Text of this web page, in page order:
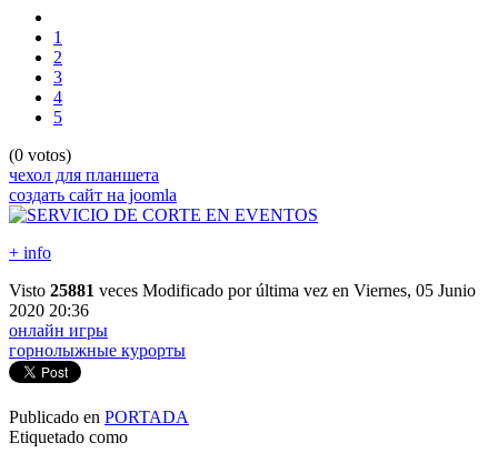
1
2
3
4
5
(0 votos)
чехол для планшета
создать сайт на joomla
+ info
Visto 25881 veces Modificado por última vez en Viernes, 05 Junio
2020 20:36
онлайн игры
горнолыжные курорты
Publicado en PORTADA
Etiquetado como